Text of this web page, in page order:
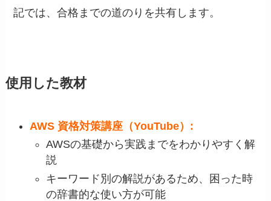
記では、合格までの道のりを共有します。
使用した教材
AWS 資格対策講座（YouTube）:
AWSの基礎から実践までをわかりやすく解
説
キーワード別の解説があるため、困った時
の辞書的な使い方が可能